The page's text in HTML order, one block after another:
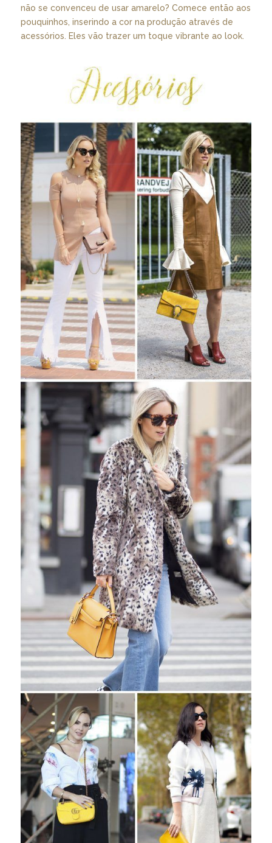
não se convenceu de usar amarelo? Comece então aos
pouquinhos, inserindo a cor na produção através de
acessórios. Eles vão trazer um toque vibrante ao look.